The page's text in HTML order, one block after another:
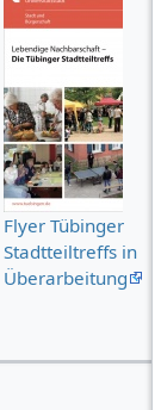
Flyer Tübinger
Stadtteiltreffs in
Überarbeitung